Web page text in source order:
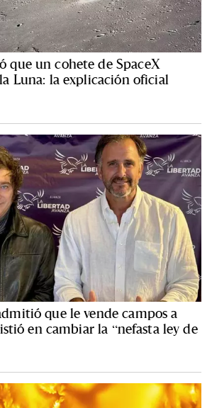
que un cohete de SpaceX
Luna: la explicación oficial
que le vende campos a
en cambiar la “nefasta ley de